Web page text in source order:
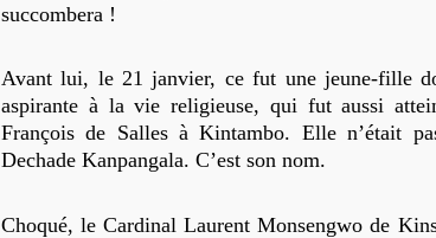
succombera !
Avant lui, le 21 janvier, ce fut une jeune-fille
aspirante à la vie religieuse, qui fut aussi
François de Salles à Kintambo. Elle n’était
Dechade Kanpangala. C’est son nom.
Choqué, le Cardinal Laurent Monsengwo de